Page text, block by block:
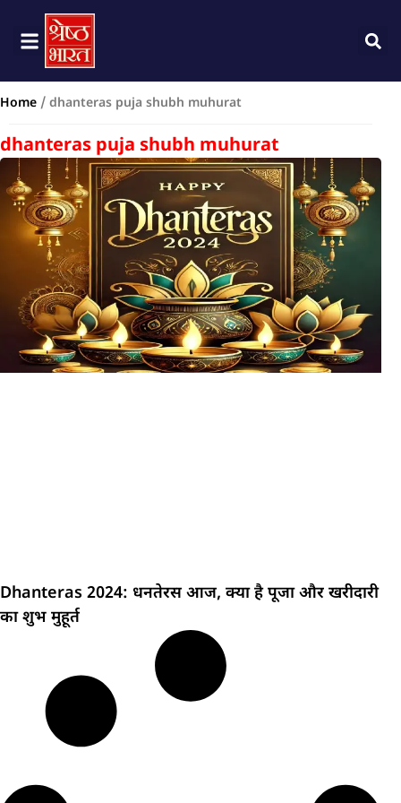
Home / dhanteras puja shubh muhurat
dhanteras puja shubh muhurat
Dhanteras 2024: धनतेरस आज, क्या है पूजा और खरीदारी
का शुभ मुहूर्त